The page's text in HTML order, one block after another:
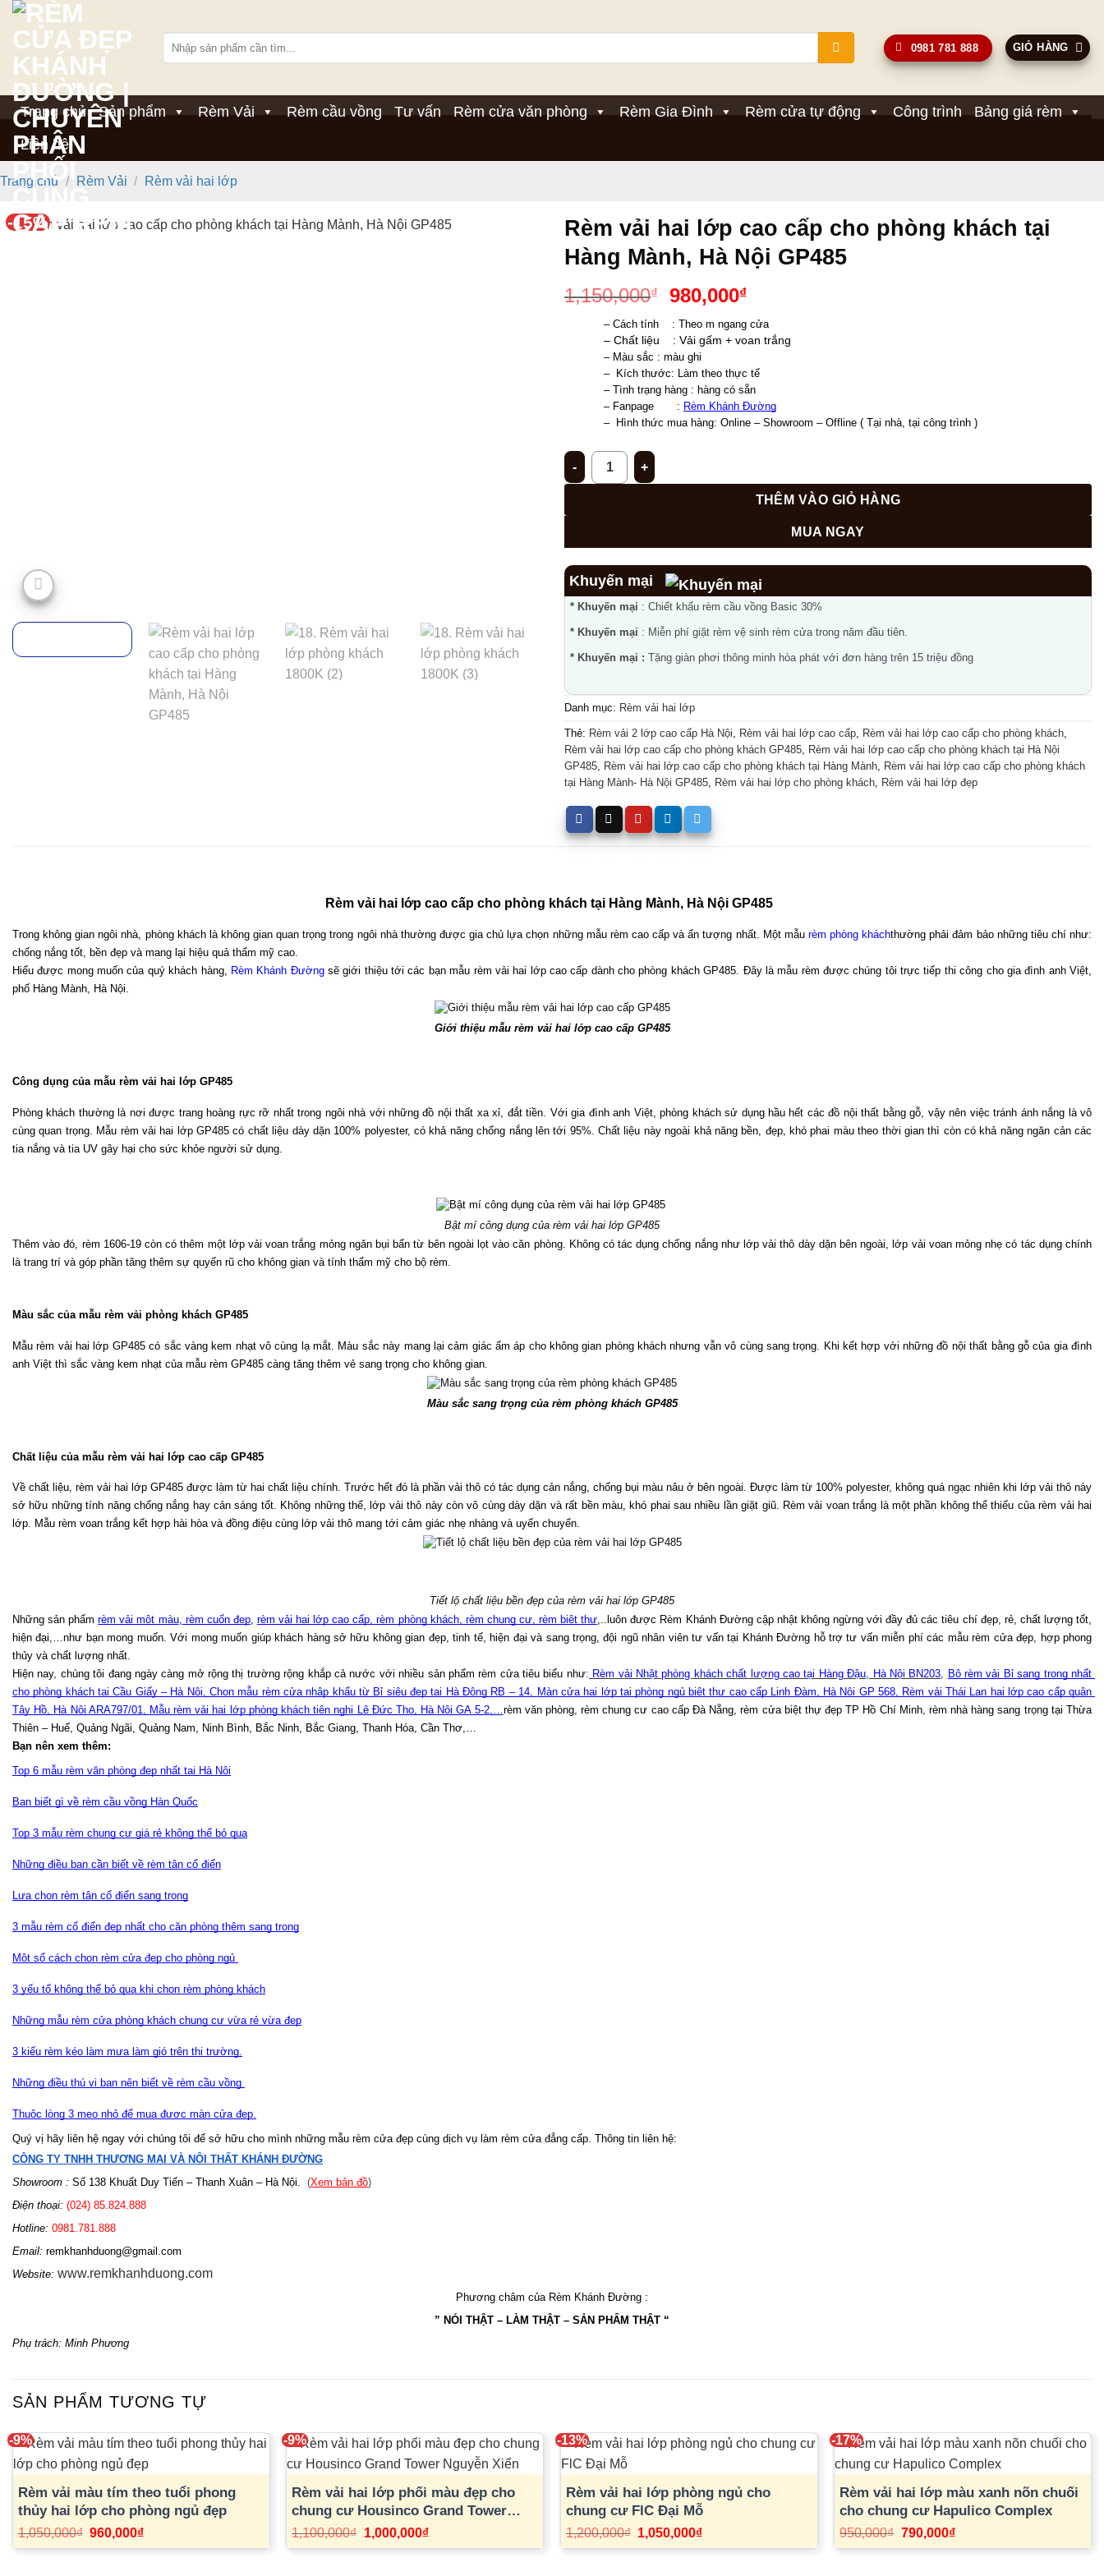
Bỏ
qua
nội
dung
kiếm:
0981 781 888 GIỎ HÀNG
Trang chủ Sản phẩm Rèm Vải Rèm cầu vồng Tư vấn Rèm cửa văn phòng Rèm Gia Đình Rèm cửa tự động Công trình
Bảng giá rèm
Liên hệ
Trang chủ / Rèm Vải / Rèm vải hai lớp
-15%
Rèm vải hai lớp cao cấp cho phòng khách tại
Hàng Mành, Hà Nội GP485
1,150,000₫
Giá
gốc
là:
1,150,000₫.
980,000₫Giá
hiện
tại
980,000₫.
– Cách tính    : Theo m ngang cửa
– Chất liệu    : Vải gấm + voan trắng
– Màu sắc : màu ghi
–  Kích thước: Làm theo thực tế
– Tình trạng hàng : hàng có sẵn
– Fanpage       : Rèm Khánh Đường
– Hình thức mua hàng: Online – Showroom – Offline ( Tại nhà, tại công trình )
Rèm vải hai lớp cao cấp cho phòng khách tại Hàng Mành, Hà Nội GP485 số lượng
THÊM VÀO GIỎ HÀNG
MUA NGAY
Khuyến mại
* Khuyến mại : Chiết khấu rèm cầu vồng Basic 30%
* Khuyến mại : Miễn phí giặt rèm vệ sinh rèm cửa trong năm đầu tiên.
* Khuyến mại : Tặng giàn phơi thông minh hòa phát với đơn hàng trên 15 triệu đồng
Danh mục: Rèm vải hai lớp
Thẻ: Rèm vải 2 lớp cao cấp Hà Nội Rèm vải hai lớp cao cấp Rèm vải hai lớp cao cấp cho phòng khách
Rèm vải hai lớp cao cấp cho phòng khách GP485
Rèm vải hai lớp cao cấp cho phòng khách tại Hà Nội
GP485
Rèm vải hai lớp cao cấp cho phòng khách tại Hàng Mành
Rèm vải hai lớp cao cấp cho phòng khách
tại Hàng Mành- Hà Nội GP485
Rèm vải hai lớp cho phòng khách Rèm vải hai lớp đẹp
Rèm vải hai lớp cao cấp cho phòng khách tại Hàng Mành, Hà Nội GP485
Trong không gian ngôi nhà, phòng khách là không gian quan trọng trong ngôi nhà thường được gia chủ lựa chọn những mẫu rèm cao cấp và ấn tượng nhất. Một mẫu rèm phòng kháchthường phải đảm bảo những tiêu chí như:
chống nắng tốt, bền đẹp và mang lại hiệu quả thẩm mỹ cao.
Hiểu được mong muốn của quý khách hàng, Rèm Khánh Đường sẽ giới thiệu tới các bạn mẫu rèm vải hai lớp cao cấp dành cho phòng khách GP485. Đây là mẫu rèm được chúng tôi trực tiếp thi công cho gia đình anh Việt,
phố Hàng Mành, Hà Nội.
Giới thiệu mẫu rèm vải hai lớp cao cấp GP485
Công dụng của mẫu rèm vải hai lớp GP485
Phòng khách thường là nơi được trang hoàng rực rỡ nhất trong ngôi nhà với những đồ nội thất xa xỉ, đắt tiền. Với gia đình anh Việt, phòng khách sử dụng hầu hết các đồ nội thất bằng gỗ, vậy nên việc tránh ánh nắng là vô
cùng quan trọng. Mẫu rèm vải hai lớp GP485 có chất liệu dày dặn 100% polyester, có khả năng chống nắng lên tới 95%. Chất liệu này ngoài khả năng bền, đẹp, khó phai màu theo thời gian thì còn có khả năng ngăn cản các
tia nắng và tia UV gây hại cho sức khỏe người sử dụng.
Bật mí công dụng của rèm vải hai lớp GP485
Thêm vào đó, rèm 1606-19 còn có thêm một lớp vải voan trắng mỏng ngăn bụi bẩn từ bên ngoài lọt vào căn phòng. Không có tác dụng chống nắng như lớp vải thô dày dặn bên ngoài, lớp vải voan mỏng nhẹ có tác dụng chính
là trang trí và góp phần tăng thêm sự quyến rũ cho không gian và tính thẩm mỹ cho bộ rèm.
Màu sắc của mẫu rèm vải phòng khách GP485
Mẫu rèm vải hai lớp GP485 có sắc vàng kem nhạt vô cùng lạ mắt. Màu sắc này mang lại cảm giác ấm áp cho không gian phòng khách nhưng vẫn vô cùng sang trọng. Khi kết hợp với những đồ nội thất bằng gỗ của gia đình
anh Việt thì sắc vàng kem nhạt của mẫu rèm GP485 càng tăng thêm vẻ sang trọng cho không gian.
Màu sắc sang trọng của rèm phòng khách GP485
Chất liệu của mẫu rèm vải hai lớp cao cấp GP485
Về chất liệu, rèm vải hai lớp GP485 được làm từ hai chất liệu chính. Trước hết đó là phần vải thô có tác dụng cản nắng, chống bụi màu nâu ở bên ngoài. Được làm từ 100% polyester, không quá ngạc nhiên khi lớp vải thô này
sở hữu những tính năng chống nắng hay cản sáng tốt. Không những thế, lớp vải thô này còn vô cùng dày dặn và rất bền màu, khó phai sau nhiều lần giặt giũ. Rèm vải voan trắng là một phần không thể thiếu của rèm vải hai
lớp. Mẫu rèm voan trắng kết hợp hài hòa và đồng điệu cùng lớp vải thô mang tới cảm giác nhẹ nhàng và uyển chuyển.
Tiết lộ chất liệu bền đẹp của rèm vải hai lớp GP485
Những sản phẩm rèm vải một màu, rèm cuốn đẹp, rèm vải hai lớp cao cấp rèm phòng khách, rèm chung cư, rèm biệt thự ,..luôn được Rèm Khánh Đường cập nhật không ngừng với đầy đủ các tiêu chí đẹp, rẻ, chất lượng tốt,
hiện đại,…như bạn mong muốn. Với mong muốn giúp khách hàng sở hữu không gian đẹp, tinh tế, hiện đại và sang trọng, đội ngũ nhân viên tư vấn tại Khánh Đường hỗ trợ tư vấn miễn phí các mẫu rèm cửa đẹp, hợp phong
thủy và chất lượng nhất.
Hiện nay, chúng tôi đang ngày càng mở rộng thị trường rộng khắp cả nước với nhiều sản phẩm rèm cửa tiêu biểu như: Rèm vải Nhật phòng khách chất lượng cao tại Hàng Đậu, Hà Nội BN203
Bộ rèm vải Bỉ sang trọng nhất
cho phòng khách tại Cầu Giấy – Hà Nội , Chọn mẫu rèm cửa nhập khẩu từ Bỉ siêu đẹp tại Hà Đông RB – 14 Màn cửa hai lớp tại phòng ngủ biệt thự cao cấp Linh Đàm, Hà Nội GP 568,
Rèm vải Thái Lan hai lớp cao cấp quận
Tây Hồ, Hà Nội ARA797/01
Mẫu rèm vải hai lớp phòng khách tiện nghi Lê Đức Thọ, Hà Nội GA 5-2,… rèm văn phòng, rèm chung cư cao cấp Đà Nẵng, rèm cửa biệt thự đẹp TP Hồ Chí Minh, rèm nhà hàng sang trọng tại Thừa
Thiên – Huế, Quảng Ngãi, Quảng Nam, Ninh Bình, Bắc Ninh, Bắc Giang, Thanh Hóa, Cần Thơ,…
Bạn nên xem thêm:
Top 6 mẫu rèm văn phòng đẹp nhất tại Hà Nội
Bạn biết gì về rèm cầu vồng Hàn Quốc
Top 3 mẫu rèm chung cư giá rẻ không thể bỏ qua
Những điều bạn cần biết về rèm tân cổ điển
Lựa chọn rèm tân cổ điển sang trọng
3 mẫu rèm cổ điển đẹp nhất cho căn phòng thêm sang trọng
Một số cách chọn rèm cửa đẹp cho phòng ngủ
3 yếu tố không thể bỏ qua khi chọn rèm phòng khách
Những mẫu rèm cửa phòng khách chung cư vừa rẻ vừa đẹp
3 kiểu rèm kéo làm mưa làm gió trên thị trường.
Những điều thú vị bạn nên biết về rèm cầu vồng
Thuộc lòng 3 mẹo nhỏ để mua được màn cửa đẹp.
Quý vị hãy liên hệ ngay với chúng tôi để sở hữu cho mình những mẫu rèm cửa đẹp cùng dịch vụ làm rèm cửa đẳng cấp. Thông tin liên hệ:
CÔNG TY TNHH THƯƠNG MẠI VÀ NỘI THẤT KHÁNH ĐƯỜNG
Showroom : Số 138 Khuất Duy Tiến – Thanh Xuân – Hà Nội. (Xem bản đồ)
Điện thoại: (024) 85.824.888
Hotline: 0981.781.888
Email: remkhanhduong@gmail.com
Website: www.remkhanhduong.com
Phương châm của Rèm Khánh Đường :
” NÓI THẬT – LÀM THẬT – SẢN PHẨM THẬT “
Phụ trách: Minh Phương
SẢN PHẨM TƯƠNG TỰ
-9%
Rèm vải màu tím theo tuổi phong
thủy hai lớp cho phòng ngủ đẹp
1,050,000₫ Giá
960,000₫Giá
-9%
Rèm vải hai lớp phối màu đẹp cho
chung cư Housinco Grand Tower
Nguyễn Xiển
1,100,000₫
Giá
gốc
1,000,000₫Giá
-13%
Rèm vải hai lớp phòng ngủ cho
chung cư FlC Đại Mỗ
1,200,000₫ Giá
gốc
1,050,000₫Giá
-17%
Rèm vải hai lớp màu xanh nõn chuối
cho chung cư Hapulico Complex
950,000₫ Giá
790,000₫Giá